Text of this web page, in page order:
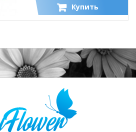
Купить